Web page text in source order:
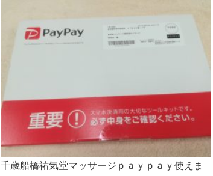
千歳船橋祐気堂マッサージｐａｙｐａｙ使えま